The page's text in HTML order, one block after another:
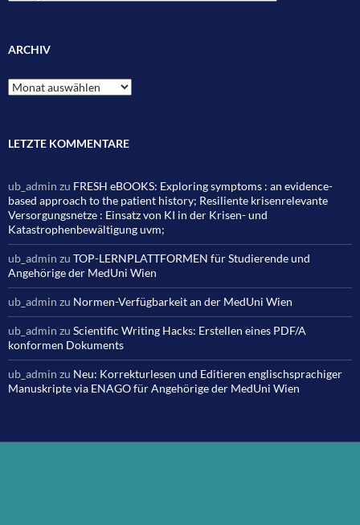
ARCHIV
Archiv
LETZTE KOMMENTARE
ub_admin zu FRESH eBOOKS: Exploring symptoms : an evidence-
based approach to the patient history; Resiliente krisenrelevante
Versorgungsnetze : Einsatz von KI in der Krisen- und
Katastrophenbewältigung uvm;
ub_admin zu TOP-LERNPLATTFORMEN für Studierende und
Angehörige der MedUni Wien
ub_admin zu Normen-Verfügbarkeit an der MedUni Wien
ub_admin zu Scientific Writing Hacks: Erstellen eines PDF/A
konformen Dokuments
ub_admin zu Neu: Korrekturlesen und Editieren englischsprachiger
Manuskripte via ENAGO für Angehörige der MedUni Wien